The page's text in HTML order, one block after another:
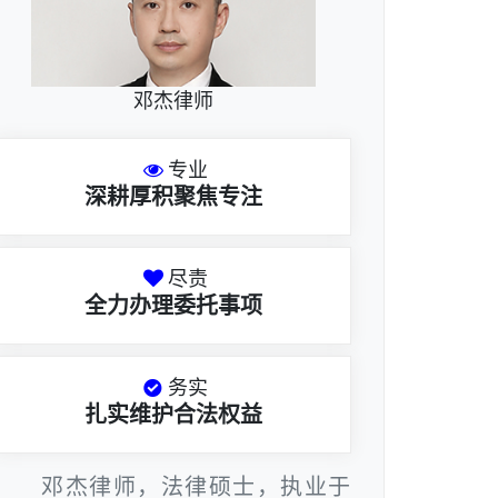
邓杰律师
专业
深耕厚积聚焦专注
尽责
全力办理委托事项
务实
扎实维护合法权益
邓杰律师，法律硕士，执业于